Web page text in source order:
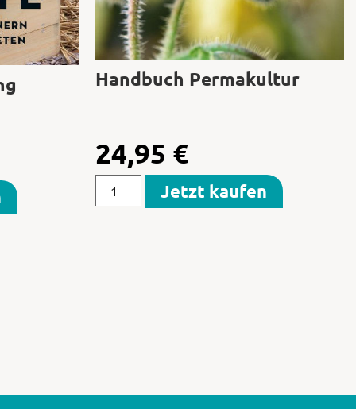
Handbuch Permakultur
24,95 €
Jetzt kaufen